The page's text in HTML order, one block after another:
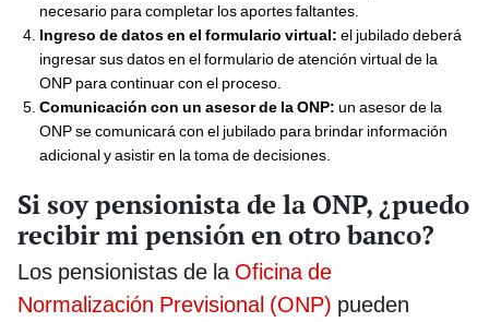
necesario para completar los aportes faltantes.
Ingreso de datos en el formulario virtual: el jubilado deberá
ingresar sus datos en el formulario de atención virtual de la
ONP para continuar con el proceso.
Comunicación con un asesor de la ONP: un asesor de la
ONP se comunicará con el jubilado para brindar información
adicional y asistir en la toma de decisiones.
Si soy pensionista de la ONP, ¿puedo
recibir mi pensión en otro banco?
Los pensionistas de la Oficina de
Normalización Previsional (ONP) pueden